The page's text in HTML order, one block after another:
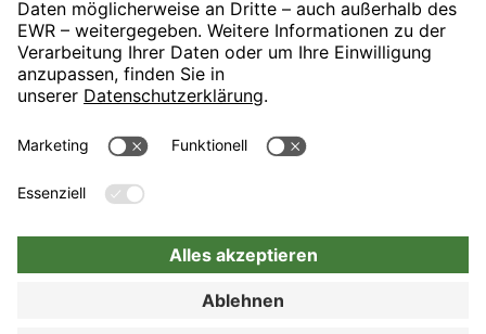
Folgt H-Hotels.com für News und Infos auf folgenden Seiten